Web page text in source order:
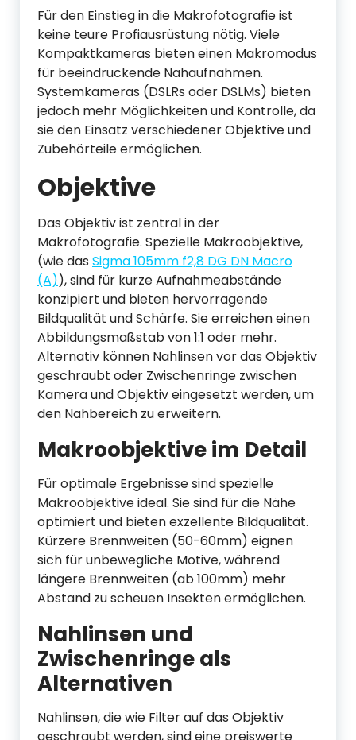
Für den Einstieg in die Makrofotografie ist
keine teure Profiausrüstung nötig. Viele
Kompaktkameras bieten einen Makromodus
für beeindruckende Nahaufnahmen.
Systemkameras (DSLRs oder DSLMs) bieten
jedoch mehr Möglichkeiten und Kontrolle, da
sie den Einsatz verschiedener Objektive und
Zubehörteile ermöglichen.
Objektive
Das Objektiv ist zentral in der
Makrofotografie. Spezielle Makroobjektive,
(wie das Sigma 105mm f2,8 DG DN Macro
(A)), sind für kurze Aufnahmeabstände
konzipiert und bieten hervorragende
Bildqualität und Schärfe. Sie erreichen einen
Abbildungsmaßstab von 1:1 oder mehr.
Alternativ können Nahlinsen vor das Objektiv
geschraubt oder Zwischenringe zwischen
Kamera und Objektiv eingesetzt werden, um
den Nahbereich zu erweitern.
Makroobjektive im Detail
Für optimale Ergebnisse sind spezielle
Makroobjektive ideal. Sie sind für die Nähe
optimiert und bieten exzellente Bildqualität.
Kürzere Brennweiten (50-60mm) eignen
sich für unbewegliche Motive, während
längere Brennweiten (ab 100mm) mehr
Abstand zu scheuen Insekten ermöglichen.
Nahlinsen und
Zwischenringe als
Alternativen
Nahlinsen, die wie Filter auf das Objektiv